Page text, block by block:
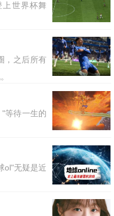
世界杯舞
之后所有
待一生的
无疑是近